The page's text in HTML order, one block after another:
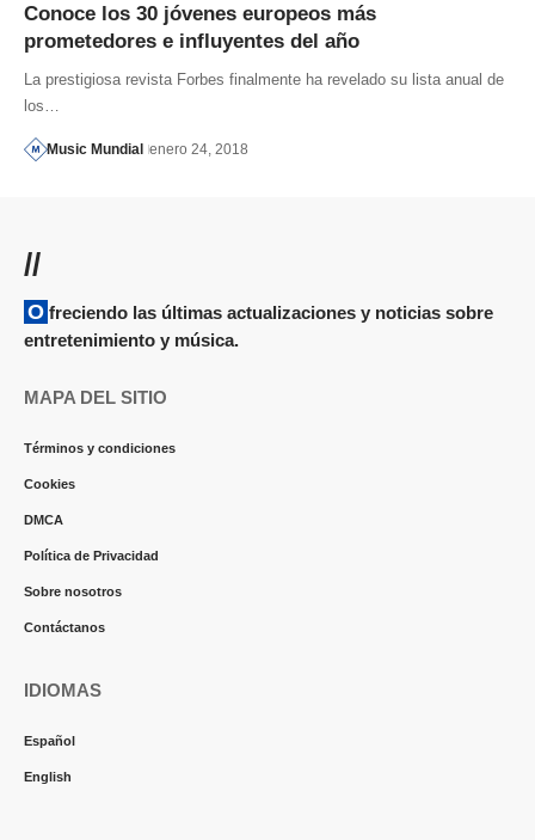
Conoce los 30 jóvenes europeos más
prometedores e influyentes del año
La prestigiosa revista Forbes finalmente ha revelado su lista anual de
los…
Music Mundial enero 24, 2018
//
Ofreciendo las últimas actualizaciones y noticias sobre
entretenimiento y música.
MAPA DEL SITIO
Términos y condiciones
Cookies
DMCA
Política de Privacidad
Sobre nosotros
Contáctanos
IDIOMAS
Español
English